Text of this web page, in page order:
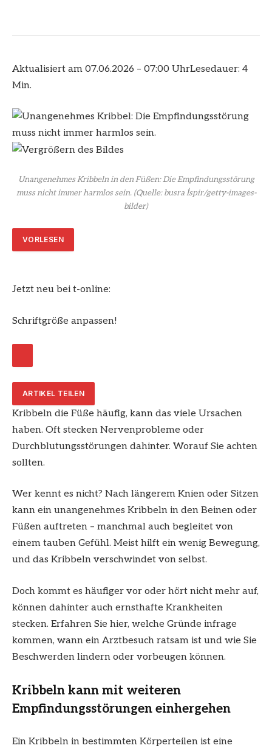
Aktualisiert am 07.06.2026 – 07:00 UhrLesedauer: 4
Min.
Unangenehmes Kribbeln in den Füßen: Die Empfindungsstörung
muss nicht immer harmlos sein.(Quelle: busra İspir/getty-images-
bilder)
VORLESEN
Jetzt neu bei t-online:
Schriftgröße anpassen!
ARTIKEL TEILEN
Kribbeln die Füße häufig, kann das viele Ursachen
haben. Oft stecken Nervenprobleme oder
Durchblutungsstörungen dahinter. Worauf Sie achten
sollten.
Wer kennt es nicht? Nach längerem Knien oder Sitzen
kann ein unangenehmes Kribbeln in den Beinen oder
Füßen auftreten – manchmal auch begleitet von
einem tauben Gefühl. Meist hilft ein wenig Bewegung,
und das Kribbeln verschwindet von selbst.
Doch kommt es häufiger vor oder hört nicht mehr auf,
können dahinter auch ernsthafte Krankheiten
stecken. Erfahren Sie hier, welche Gründe infrage
kommen, wann ein Arztbesuch ratsam ist und wie Sie
Beschwerden lindern oder vorbeugen können.
Kribbeln kann mit weiteren
Empfindungsstörungen einhergehen
Ein Kribbeln in bestimmten Körperteilen ist eine